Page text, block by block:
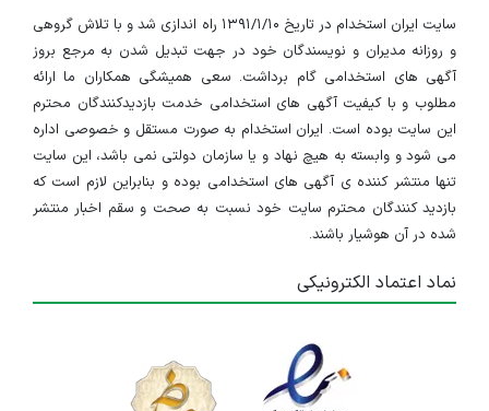
سایت ایران استخدام در تاریخ ۱۳۹۱/۱/۱۰ راه اندازی شد و با تلاش گروهی
و روزانه مدیران و نویسندگان خود در جهت تبدیل شدن به مرجع بروز
آگهی های استخدامی گام برداشت. سعی همیشگی همکاران ما ارائه
مطلوب و با کیفیت آگهی های استخدامی خدمت بازدیدکنندگان محترم
این سایت بوده است. ایران استخدام به صورت مستقل و خصوصی اداره
می شود و وابسته به هیچ نهاد و یا سازمان دولتی نمی باشد، این سایت
تنها منتشر کننده ی آگهی های استخدامی بوده و بنابراین لازم است که
بازدید کنندگان محترم سایت خود نسبت به صحت و سقم اخبار منتشر
شده در آن هوشیار باشند.
نماد اعتماد الکترونیکی